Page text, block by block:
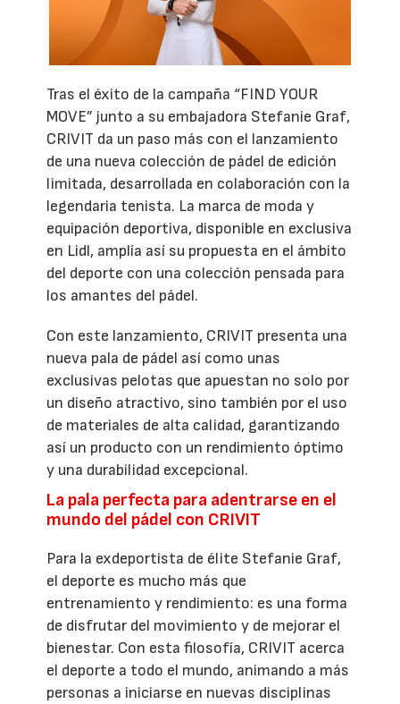
Tras el éxito de la campaña “FIND YOUR
MOVE” junto a su embajadora Stefanie Graf,
CRIVIT da un paso más con el lanzamiento
de una nueva colección de pádel de edición
limitada, desarrollada en colaboración con la
legendaria tenista. La marca de moda y
equipación deportiva, disponible en exclusiva
en Lidl, amplía así su propuesta en el ámbito
del deporte con una colección pensada para
los amantes del pádel.
Con este lanzamiento, CRIVIT presenta una
nueva pala de pádel así como unas
exclusivas pelotas que apuestan no solo por
un diseño atractivo, sino también por el uso
de materiales de alta calidad, garantizando
así un producto con un rendimiento óptimo
y una durabilidad excepcional.
La pala perfecta para adentrarse en el
mundo del pádel con CRIVIT
Para la exdeportista de élite Stefanie Graf,
el deporte es mucho más que
entrenamiento y rendimiento: es una forma
de disfrutar del movimiento y de mejorar el
bienestar. Con esta filosofía, CRIVIT acerca
el deporte a todo el mundo, animando a más
personas a iniciarse en nuevas disciplinas